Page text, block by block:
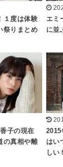
１度は体験
祭りまとめ
エミ
に並
子の現在
の真相や離
2015
はい
しい